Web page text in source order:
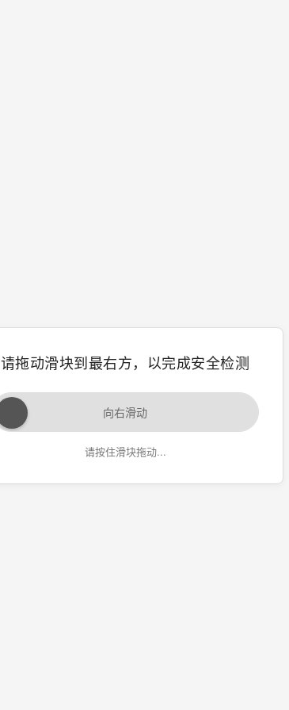
请拖动滑块到最右方，以完成安全检测
向右滑动
请按住滑块拖动...